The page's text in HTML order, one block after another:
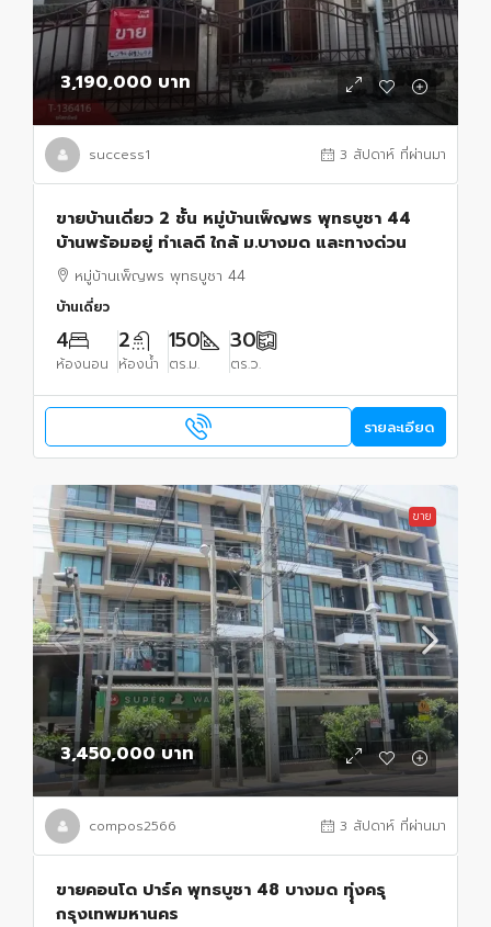
3,190,000 บาท
success1 3 สัปดาห์ ที่ผ่านมา
ขายบ้านเดี่ยว 2 ชั้น หมู่บ้านเพ็ญพร พุทธบูชา 44
บ้านพร้อมอยู่ ทำเลดี ใกล้ ม.บางมด และทางด่วน
หมู่บ้านเพ็ญพร พุทธบูชา 44
บ้านเดี่ยว
4
ห้องนอน
2
ห้องน้ำ
150
ตร.ม.
30
ตร.ว.
รายละเอียด
ขาย
3,450,000 บาท
compos2566 3 สัปดาห์ ที่ผ่านมา
ขายคอนโด ปาร์ค พุทธบูชา 48 บางมด ทุุ่งครุ
กรุงเทพมหานคร